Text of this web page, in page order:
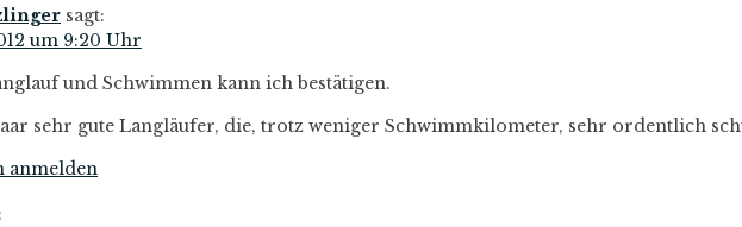
sagt:
um 9:20 Uhr
und Schwimmen kann ich bestätigen.
sehr gute Langläufer, die, trotz weniger Schwimmkilometer, sehr ordentlich
anmelden